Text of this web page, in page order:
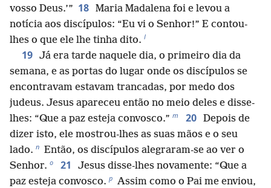
vosso Deus.’” 18 Maria Madalena foi e levou a
notícia aos discípulos: “Eu vi o Senhor!” E contou-
lhes o que ele lhe tinha dito. l
19 Já era tarde naquele dia, o primeiro dia da
semana, e as portas do lugar onde os discípulos se
encontravam estavam trancadas, por medo dos
judeus. Jesus apareceu então no meio deles e disse-
lhes: “Que a paz esteja convosco.” m 20 Depois de
dizer isto, ele mostrou-lhes as suas mãos e o seu
lado. n Então, os discípulos alegraram-se ao ver o
Senhor. o 21
Jesus disse-lhes novamente: “Que a
paz esteja convosco. p Assim como o Pai me enviou,